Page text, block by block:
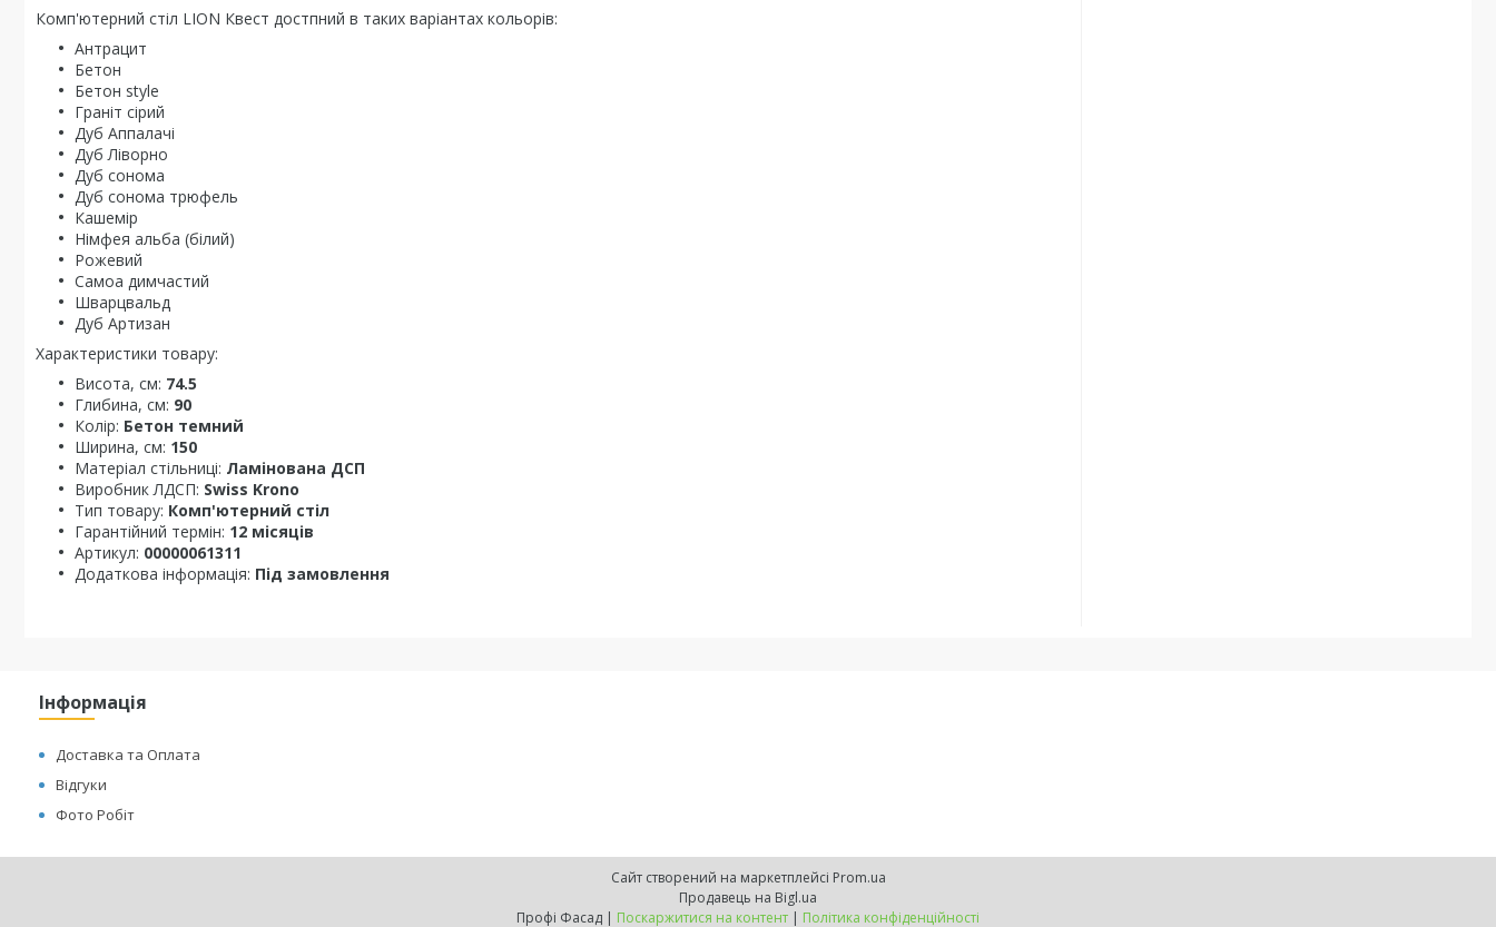
Комп'ютерний стіл LION Квест достпний в таких варіантах кольорів:
Антрацит
Бетон
Бетон style
Граніт сірий
Дуб Аппалачі
Дуб Ліворно
Дуб сонома
Дуб сонома трюфель
Кашемір
Німфея альба (білий)
Рожевий
Самоа димчастий
Шварцвальд
Дуб Артизан
Характеристики товару:
Висота, см: 74.5
Глибина, см: 90
Колір: Бетон темний
Ширина, см: 150
Матеріал стільниці: Ламінована ДСП
Виробник ЛДСП: Swiss Krono
Тип товару: Комп'ютерний стіл
Гарантійний термін: 12 місяців
Артикул: 00000061311
Додаткова інформація: Під замовлення
Інформація
Доставка та Оплата
Відгуки
Фото Робіт
Сайт створений на маркетплейсі Prom.ua
Продавець на Bigl.ua
Профі Фасад | Поскаржитися на контент | Політика конфіденційності